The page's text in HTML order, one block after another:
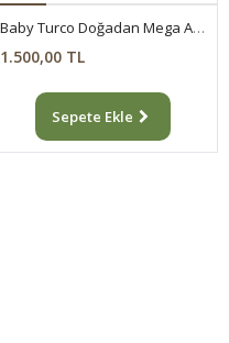
Baby Turco Doğadan Mega Avantaj Paketi Pofuduk Külot Bez 5 Numara Junior 234 Adet
1.500,00 TL
Sepete Ekle